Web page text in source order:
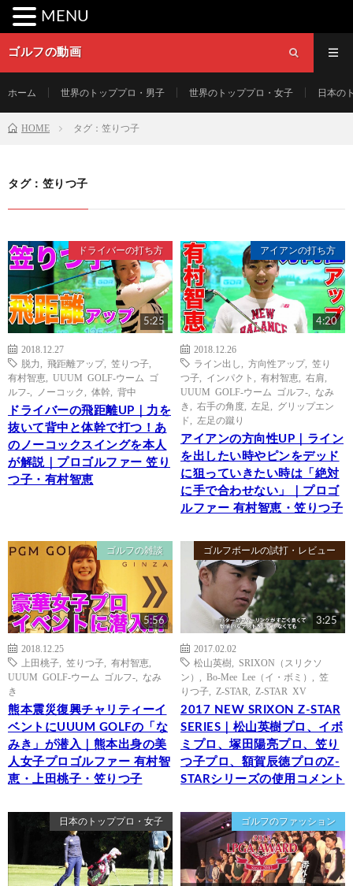
ゴルフの動画
ホーム 世界のトッププロ・男子 世界のトッププロ・女子 日本の
HOME タグ：笠りつ子
タグ：笠りつ子
ドライバーの打ち方
5:25
2018.12.27
脱力
飛距離アップ, 笠りつ子
有村智恵
UUUM GOLF-ウーム ゴ
ルフ-
ノーコック 体幹 背中
ドライバーの飛距離UP｜力を
抜いて背中と体幹で打つ！あ
のノーコックスイングを本人
が解説｜プロゴルファー 笠り
つ子・有村智恵
アイアンの打ち方
4:20
2018.12.26
ライン出し
方向性アップ, 笠り
つ子
インパクト 有村智恵 右肩
UUUM GOLF-ウーム ゴルフ-
なみ
き
右手の角度 左足
グリップエン
ド
左足の蹴り
アイアンの方向性UP｜ライン
を出したい時やピンをデッド
に狙っていきたい時は「絶対
に手で合わせない」｜プロゴ
ルファー 有村智恵・笠りつ子
ゴルフの雑談
5:56
2018.12.25
上田桃子
笠りつ子 有村智恵
UUUM GOLF-ウーム ゴルフ-
なみ
き
熊本震災復興チャリティーイ
ベントにUUUM GOLFの「な
みき」が潜入｜熊本出身の美
人女子プロゴルファー 有村智
恵・上田桃子・笠りつ子
ゴルフボールの試打・レビュー
3:25
2017.02.02
松山英樹
SRIXON（スリクソ
ン）
Bo-Mee Lee（イ・ボミ）
笠
りつ子
Z-STAR Z-STAR XV
2017 NEW SRIXON Z-STAR
SERIES｜松山英樹プロ、イボ
ミプロ、塚田陽亮プロ、笠り
つ子プロ、額賀辰徳プロのZ-
STARシリーズの使用コメント
日本のトッププロ・女子 ゴルフのファッション
MENU